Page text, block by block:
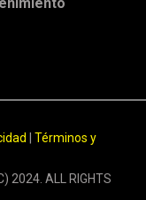
Términos y
2024. ALL RIGHTS